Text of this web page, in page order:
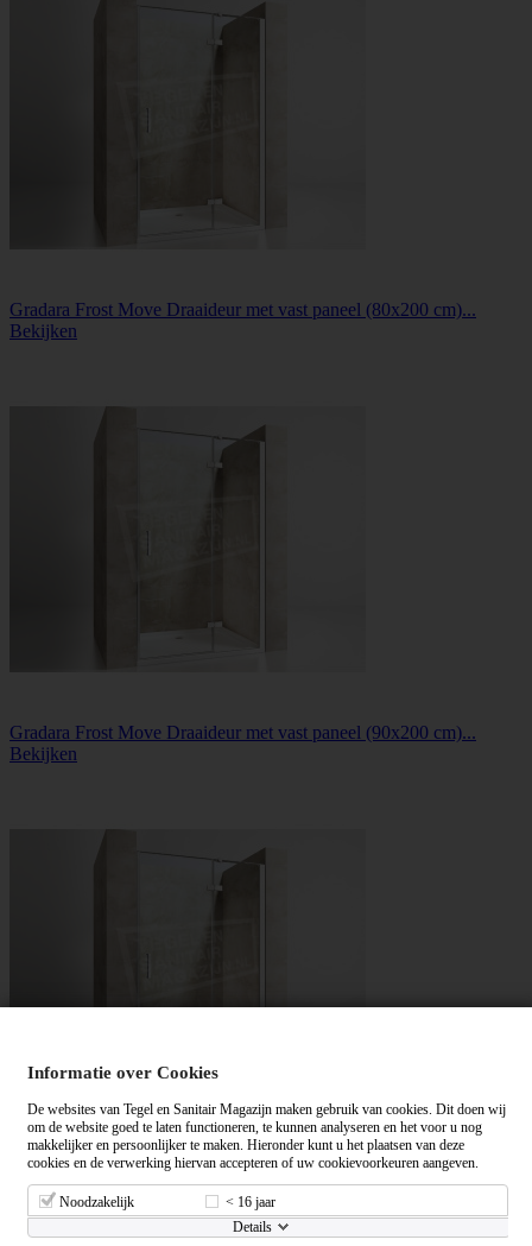
Gradara Frost Move Draaideur met vast paneel (80x200 cm)...
Bekijken
Gradara Frost Move Draaideur met vast paneel (90x200 cm)...
Bekijken
Gradara Frost Move Draaideur met vast paneel (100x200 cm)...
Informatie over Cookies
De websites van Tegel en Sanitair Magazijn maken gebruik van cookies. Dit doen wij
om de website goed te laten functioneren, te kunnen analyseren en het voor u nog
makkelijker en persoonlijker te maken. Hieronder kunt u het plaatsen van deze
cookies en de verwerking hiervan accepteren of uw cookievoorkeuren aangeven.
Noodzakelijk
< 16 jaar
Details